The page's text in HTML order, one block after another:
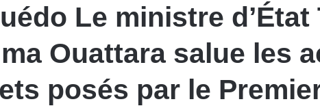
Le ministre d’État
Ouattara salue les
posés par le